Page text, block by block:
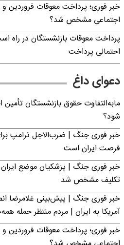
خبر فوری؛ پرداخت معوقات فروردین
اجتماعی مشخص شد؟
پرداخت معوقات بازنشستگان در راه
احتمالی پرداخت
دعوای داغ
مابه‌التفاوت حقوق بازنشستگان تأمین
شود؟
خبر فوری جنگ | ضرب‌الاجل ترامپ
فرصت ایران است
خبر فوری جنگ | پزشکیان موضع ایران
تکلیف مشخص شد
خبر فوری جنگ | پیش‌بینی غلامرضا
آمریکا به ایران | مردم منتظر حمله
خبر فوری؛ پرداخت معوقات فروردین